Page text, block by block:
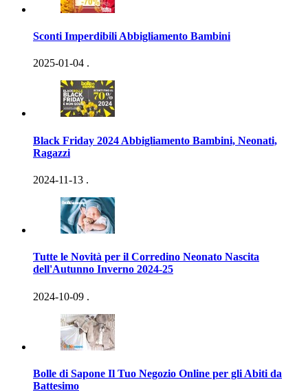
Sconti Imperdibili Abbigliamento Bambini
2025-01-04 .
Black Friday 2024 Abbigliamento Bambini, Neonati,
Ragazzi
2024-11-13 .
Tutte le Novità per il Corredino Neonato Nascita
dell'Autunno Inverno 2024-25
2024-10-09 .
Bolle di Sapone Il Tuo Negozio Online per gli Abiti da
Battesimo